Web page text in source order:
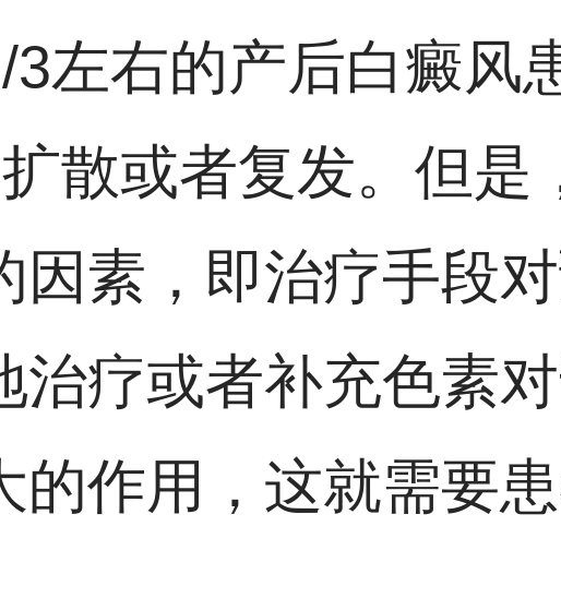
左右的产后白癜风
散或者复发。但是
素，即治疗手段
疗或者补充色素
的作用，这就需要